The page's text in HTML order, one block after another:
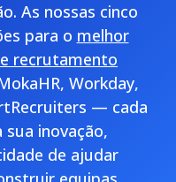
As nossas cinco
para o melhor
recrutamento
Workday,
— cada
inovação,
de ajudar